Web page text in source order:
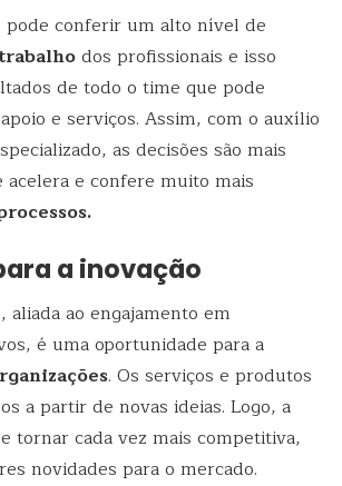
pode conferir um alto nível de
dos profissionais e isso
de todo o time que pode
e serviços. Assim, com o auxílio
as decisões são mais
acelera e confere muito mais
a inovação
aliada ao engajamento em
é uma oportunidade para a
. Os serviços e produtos
a partir de novas ideias. Logo, a
tornar cada vez mais competitiva,
novidades para o mercado.